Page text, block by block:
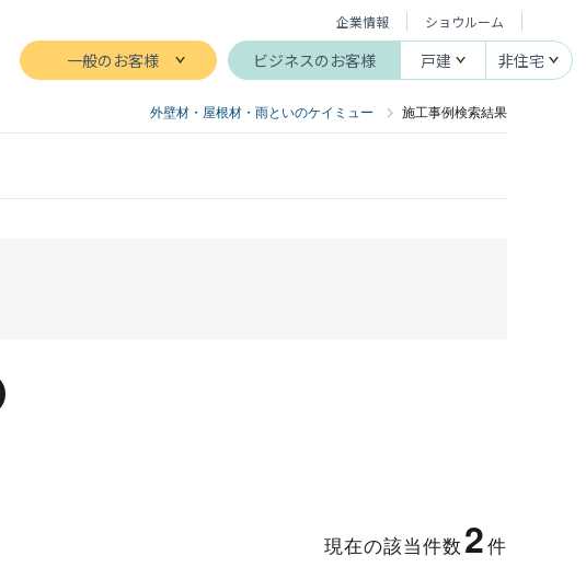
企業情報 ショウルーム
一般のお客様 ビジネスのお客様 戸建 非住宅
外壁材・屋根材・雨といのケイミュー 施工事例検索結果
現在の該当件数 2件